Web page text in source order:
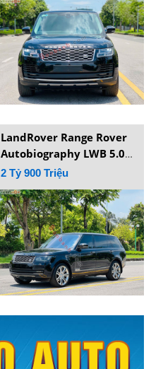
LandRover Range Rover
Autobiography LWB 5.0
SCV8 2015
2 Tỷ 900 Triệu